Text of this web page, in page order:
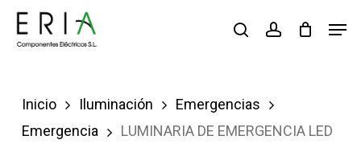
Saltar
buscaraccount
Inicio Iluminación
Emergencias
Emergencia
LUMINARIA DE EMERGENCIA LED